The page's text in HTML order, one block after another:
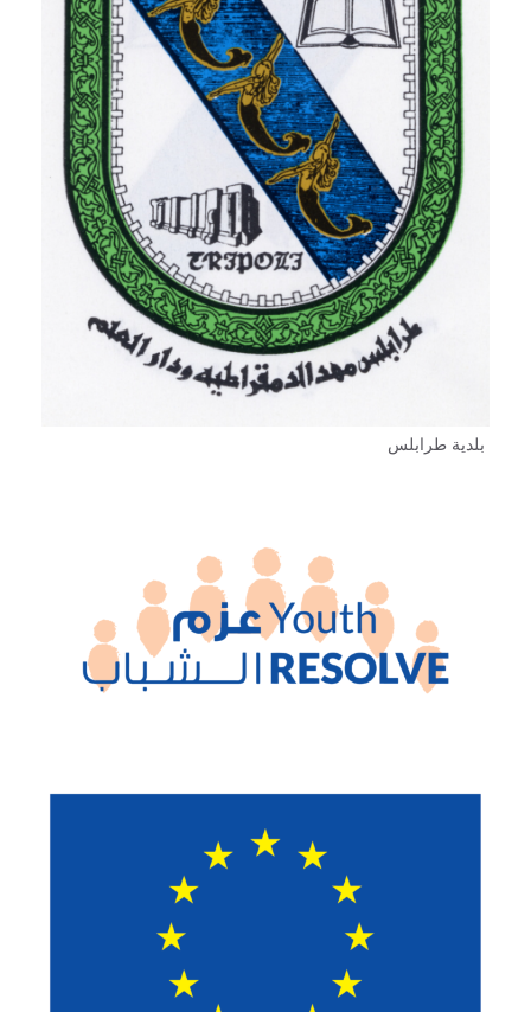
بلدية طرابلس